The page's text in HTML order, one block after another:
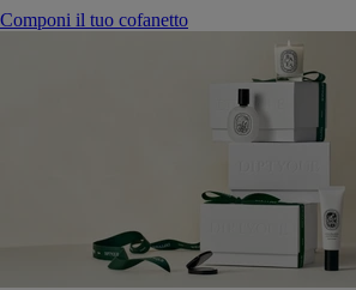
Componi il tuo cofanetto